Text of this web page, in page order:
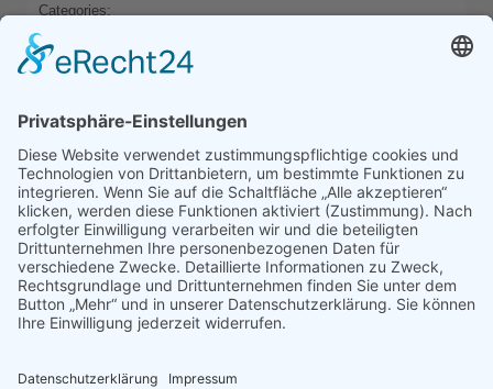
Latest Comments
Categories:
HOME
Previous
Comments are closed